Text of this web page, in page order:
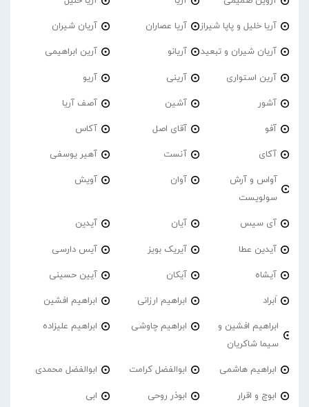
آریا خلیل و پاپا شیراز آریا عصاران آریان شیران
آریان شیران و تبعید آریانو آرین ابراهیمی
آرین استواری آرینی آریو
آشور آشین آصف آریا
آفو آقای اصل آکاس
آکای آنست آهیر یوسفی
آواس و آرش
سولویست
آوان آویش
آی سیس آیان آیدین
آیدین عطا آیریک بویز آیس دارسی
آیشاه آیکان آیین حسینی
اَبراد ابراهیم ارزانی ابراهیم افشین
ابراهیم افشین و
سیما شاکریان
ابراهیم چاوشی ابراهیم علیزاده
ابراهیم هاشمی ابوالفضل کرامت ابوالفضل محمدی
ابوچ و اقرار ابوذر روحی ابی